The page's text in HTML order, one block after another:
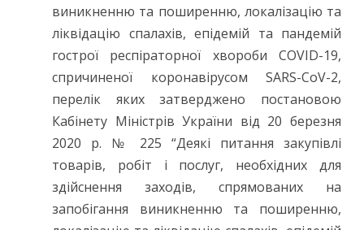
виникненню та поширенню, локалізацію та
ліквідацію спалахів, епідемій та пандемій
гострої респіраторної хвороби COVID-19,
спричиненої коронавірусом SARS-CoV-2,
перелік яких затверджено постановою
Кабінету Міністрів України від 20 березня
2020 р. № 225 “Деякі питання закупівлі
товарів, робіт і послуг, необхідних для
здійснення заходів, спрямованих на
запобігання виникненню та поширенню,